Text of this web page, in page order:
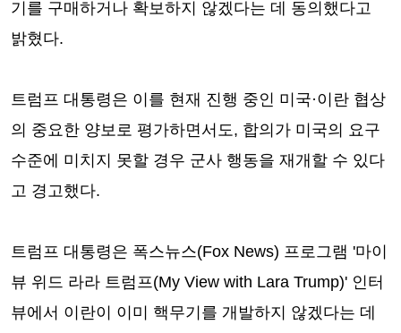
기를 구매하거나 확보하지 않겠다는 데 동의했다고
밝혔다.
트럼프 대통령은 이를 현재 진행 중인 미국·이란 협상
의 중요한 양보로 평가하면서도, 합의가 미국의 요구
수준에 미치지 못할 경우 군사 행동을 재개할 수 있다
고 경고했다.
트럼프 대통령은 폭스뉴스(Fox News) 프로그램 '마이
뷰 위드 라라 트럼프(My View with Lara Trump)' 인터
뷰에서 이란이 이미 핵무기를 개발하지 않겠다는 데